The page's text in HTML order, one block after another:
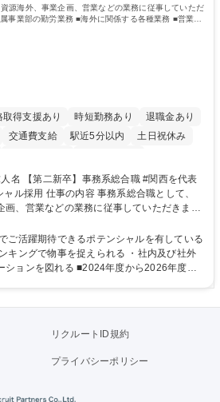
源海外、事業企画、営業などの業務に従事していただ
事業部の勤労業務 ■海外に関係する各種業務 ■営業部
取得支援あり 時短勤務あり
退職金あり
交通費支給 駅近5分以内
土日祝休み
総合職として、
画、営業などの業務に従事していただきま
事業部の勤労業務 ■海外に関係する各種業
リアパス】入社後の配属
いた後、本人の適性及び将来のキャリアを
行います。 【育成】OJTでの現場育成や研
シャル採用
ご活躍期待できるポテンシャルを有している
キングで物事を捉えられる ・社内及び社外
■2024年度から2026年度ま
て持続可能な社会の実現に貢献してまいりま
院 大学 語学力： 資格：
リクルートID規約
プライバシーポリシー